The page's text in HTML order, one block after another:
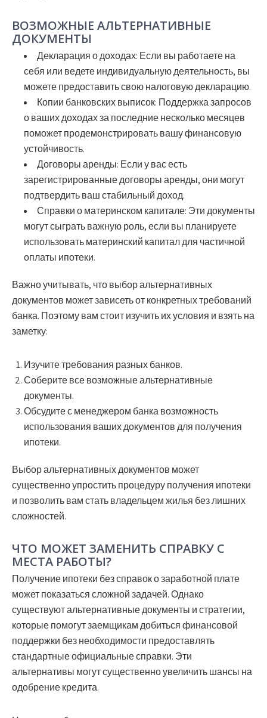
ВОЗМОЖНЫЕ АЛЬТЕРНАТИВНЫЕ
ДОКУМЕНТЫ
Декларация о доходах: Если вы работаете на
себя или ведете индивидуальную деятельность, вы
можете предоставить свою налоговую декларацию.
Копии банковских выписок: Поддержка запросов
о ваших доходах за последние несколько месяцев
поможет продемонстрировать вашу финансовую
устойчивость.
Договоры аренды: Если у вас есть
зарегистрированные договоры аренды, они могут
подтвердить ваш стабильный доход.
Справки о материнском капитале: Эти документы
могут сыграть важную роль, если вы планируете
использовать материнский капитал для частичной
оплаты ипотеки.
Важно учитывать, что выбор альтернативных
документов может зависеть от конкретных требований
банка. Поэтому вам стоит изучить их условия и взять на
заметку:
Изучите требования разных банков.
Соберите все возможные альтернативные
документы.
Обсудите с менеджером банка возможность
использования ваших документов для получения
ипотеки.
Выбор альтернативных документов может
существенно упростить процедуру получения ипотеки
и позволить вам стать владельцем жилья без лишних
сложностей.
ЧТО МОЖЕТ ЗАМЕНИТЬ СПРАВКУ С
МЕСТА РАБОТЫ?
Получение ипотеки без справок о заработной плате
может показаться сложной задачей. Однако
существуют альтернативные документы и стратегии,
которые помогут заемщикам добиться финансовой
поддержки без необходимости предоставлять
стандартные официальные справки. Эти
альтернативы могут существенно увеличить шансы на
одобрение кредита.